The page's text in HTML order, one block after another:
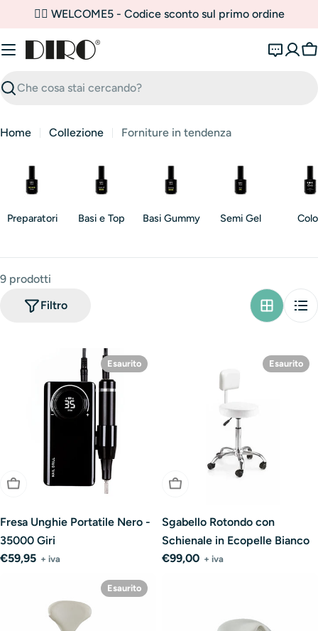
contenuto
✌🏼 WELCOME5 - Codice sconto sul primo ordine
Ricerca
Home Collezione Forniture in tendenza
Preparatori Basi e Top Basi Gummy Semi Gel
9 prodotti
Filtro
Esaurito
Esaurito
Fresa Unghie Portatile Nero -
35000 Giri
Prezzo
€59,95 + iva
Esaurito
Esaurito
Sgabello Rotondo con
Schienale in Ecopelle Bianco
Prezzo
€99,00 + iva
Esaurito